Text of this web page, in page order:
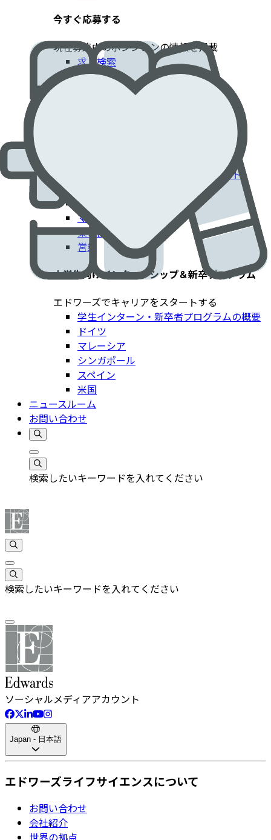
今すぐ応募する​
現在募集中のポジションの情報を掲載​
求人検索
採用情報
患者さんに貢献するエドワーズでのキャリア​
フィールドクリニカルスペシャリスト
製造工場
マーケティング
薬事部門
営業
大学生向けインターンシップ＆新卒プログラム
エドワーズでキャリアをスタートする
学生インターン・新卒者プログラムの概要
ドイツ
マレーシア
シンガポール
スペイン
米国
ニュースルーム
お問い合わせ
検索したいキーワードを入れてください
検索したいキーワードを入れてください
ソーシャルメディアアカウント
Japan - 日本語
エドワーズライフサイエンスについて
お問い合わせ
会社紹介
世界の拠点